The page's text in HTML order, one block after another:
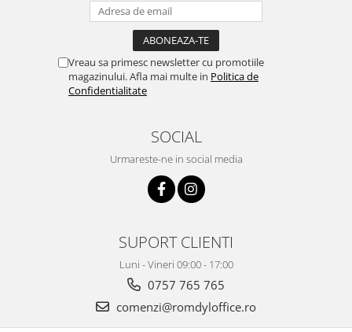
Vreau sa primesc newsletter cu promotiile
magazinului. Afla mai multe in Politica de
Confidentialitate
SOCIAL
Urmareste-ne in social media
SUPORT CLIENTI
Luni - Vineri 09:00 - 17:00
0757 765 765
comenzi@romdyloffice.ro